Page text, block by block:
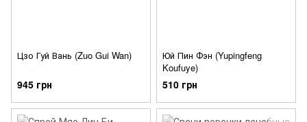
Цзо Гуй Вань (Zuo Gui Wan)
945 грн
Юй Пин Фэн (Yupingfeng
Koufuye)
510 грн